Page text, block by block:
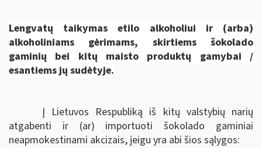
Lengvatų taikymas etilo alkoholiui ir (arba)
alkoholiniams gėrimams, skirtiemsšokolado
gaminių bei kitų maisto produktų gamybai /
esantiems jų sudėtyje.
Į Lietuvos Respubliką iš kitų valstybių narių
atgabenti ir (ar) importuoti šokolado gaminiai
neapmokestinami akcizais, jeigu yra abi šios sąlygos: